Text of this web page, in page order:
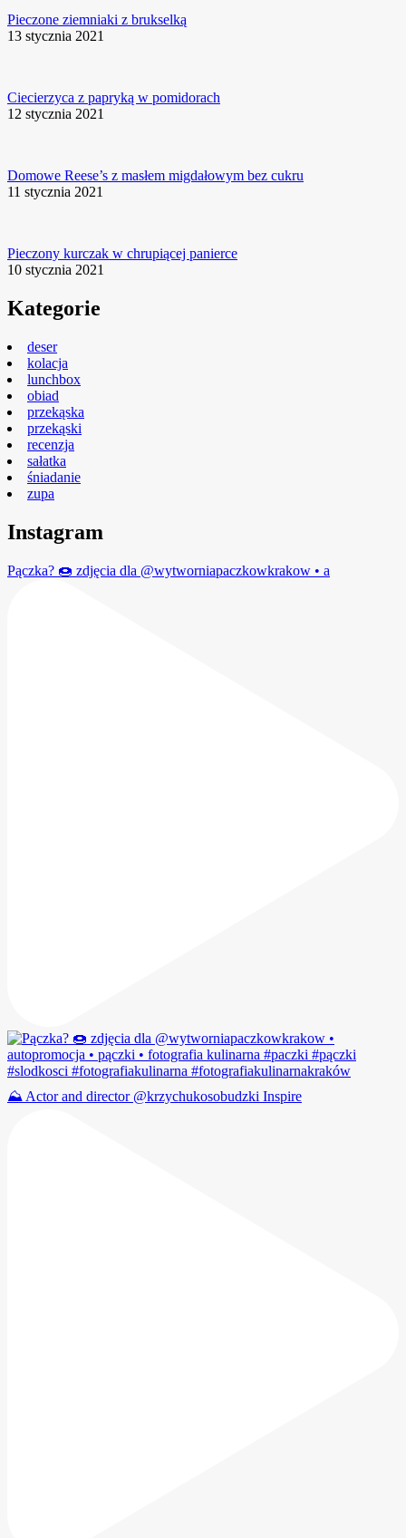
Pieczone ziemniaki z brukselką
13 stycznia 2021
Ciecierzyca z papryką w pomidorach
12 stycznia 2021
Domowe Reese’s z masłem migdałowym bez cukru
11 stycznia 2021
Pieczony kurczak w chrupiącej panierce
10 stycznia 2021
Kategorie
deser
kolacja
lunchbox
obiad
przekąska
przekąski
recenzja
sałatka
śniadanie
zupa
Instagram
Pączka? 🍩 zdjęcia dla @wytworniapaczkowkrakow • a
⛰️ Actor and director @krzychukosobudzki Inspire